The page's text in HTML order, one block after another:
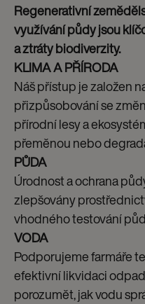
Regenerativní
využívání půdy jsou
a ztráty biodiverzity.
KLIMA A PŘÍRODA
Náš přístup je založen
přizpůsobování se
přírodní lesy a
přeměnou nebo
PŮDA
Úrodnost a ochrana
zlepšovány
vhodného testování
VODA
Podporujeme farmáře
efektivní likvidaci
porozumět, jak vodu